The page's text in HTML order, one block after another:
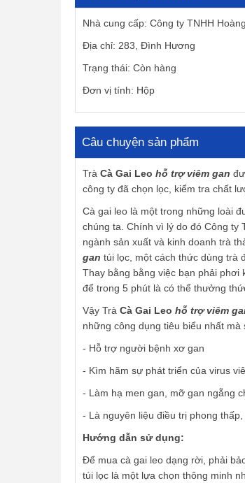
Nhà cung cấp: Công ty TNHH
Địa chỉ: 283, Đình Hương
Trạng thái: Còn hàng
Đơn vị tính: Hộp
Câu chuyện sản phẩm
Trà Cà Gai Leo hỗ trợ viêm gan
công ty đã chọn lọc, kiểm tra chất
Cà gai leo là một trong những loài
chúng ta. Chính vì lý do đó Công ty
ngành sản xuất và kinh doanh trà
gan túi lọc, một cách thức dùng trà
Thay bằng bằng việc bạn phải phơi
để trong 5 phút là có thể thưởng
Vậy Trà Cà Gai Leo hỗ trợ viêm
những công dụng tiêu biểu nhất
- Hỗ trợ người bệnh xơ gan
- Kìm hãm sự phát triển của virus
- Làm hạ men gan, mỡ gan ngẵng
- Là nguyên liệu điều trị phong
Hướng dẫn sử dụng:
Để mua cà gai leo dạng rời, phải
túi lọc là một lựa chọn thông minh